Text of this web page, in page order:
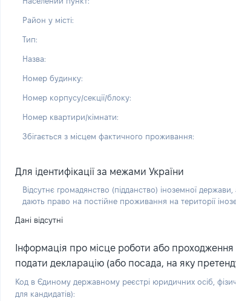
Район у місті:
Тип:
Назва:
Номер будинку:
Номер корпусу/секції/блоку:
Номер квартири/кімнати:
Збігається з місцем фактичного проживання:
Для ідентифікації за межами України
Відсутнє громадянство (підданство) іноземної
дають право на постійне проживання на території
Дані відсутні
Інформація про місце роботи або
подати декларацію (або посада, на яку
Код в Єдиному державному реєстрі юридичних осіб,
для кандидатів):